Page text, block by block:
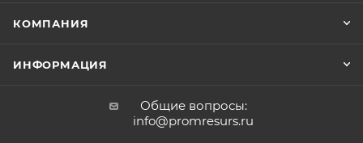
КОМПАНИЯ
ИНФОРМАЦИЯ
Общие вопросы:
info@promresurs.ru